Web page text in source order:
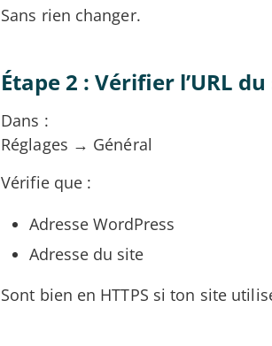
Sans rien changer.
Étape 2 : Vérifier l’URL
Dans :
Réglages → Général
Vérifie que :
Adresse WordPress
Adresse du site
Sont bien en HTTPS si ton site